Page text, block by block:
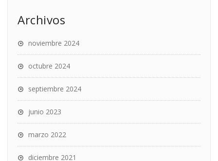
Archivos
noviembre 2024
octubre 2024
septiembre 2024
junio 2023
marzo 2022
diciembre 2021